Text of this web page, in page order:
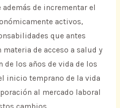
de incrementar el
activos,
que antes
materia de acceso a salud y
los años de vida de los
inicio temprano de la vida
al mercado laboral